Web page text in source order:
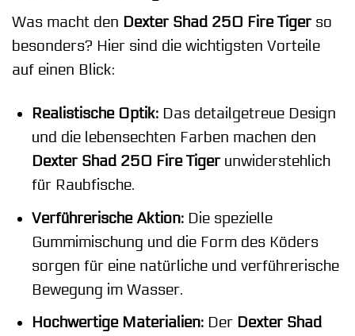
Was macht den Dexter Shad 250 Fire Tigerso
besonders? Hier sind die wichtigsten Vorteile
auf einen Blick:
Realistische Optik:Das detailgetreue Design
und die lebensechten Farben machen den
Dexter Shad 250 Fire Tigerunwiderstehlich
für Raubfische.
Verführerische Aktion:Die spezielle
Gummimischung und die Form des Köders
sorgen für eine natürliche und verführerische
Bewegung im Wasser.
Hochwertige Materialien:Der Dexter Shad